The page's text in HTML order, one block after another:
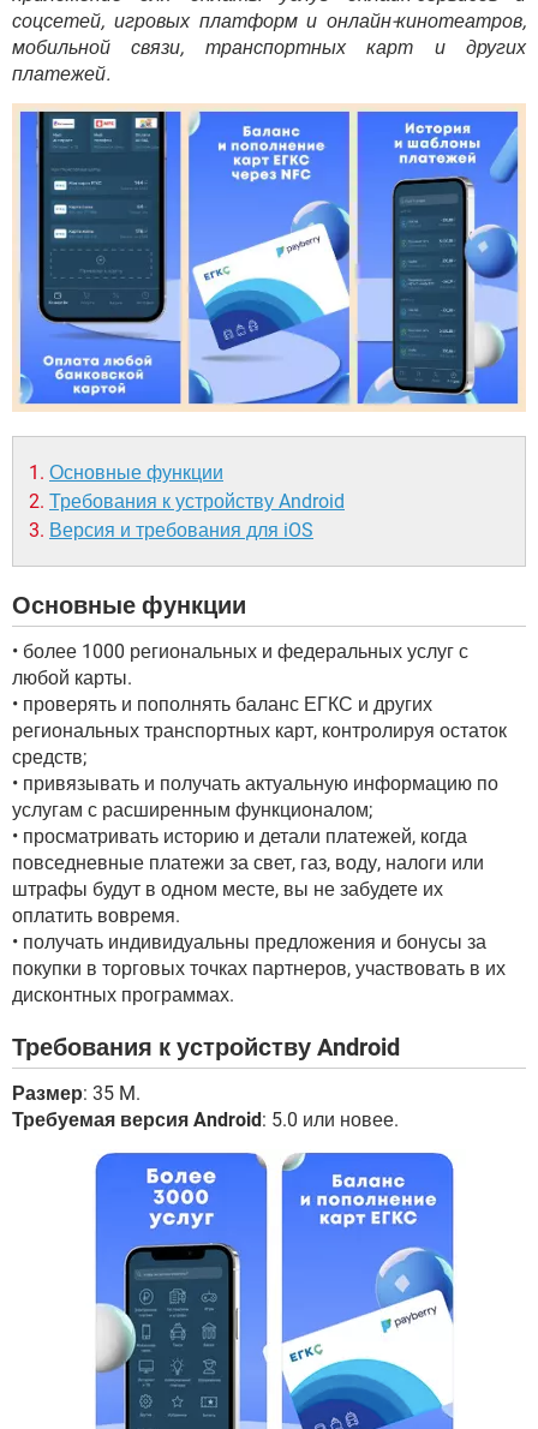
ВИДЕО GOOGLE
YANDEX
соцсетей, игровых платформ и онлайн-кинотеатров,
мобильной связи, транспортных карт и других
платежей.
Основные функции
Требования к устройству Android
Версия и требования для iOS
Основные функции
• более 1000 региональных и федеральных услуг с
любой карты.
• проверять и пополнять баланс ЕГКС и других
региональных транспортных карт, контролируя остаток
средств;
• привязывать и получать актуальную информацию по
услугам с расширенным функционалом;
• просматривать историю и детали платежей, когда
повседневные платежи за свет, газ, воду, налоги или
штрафы будут в одном месте, вы не забудете их
оплатить вовремя.
• получать индивидуальны предложения и бонусы за
покупки в торговых точках партнеров, участвовать в их
дисконтных программах.
Требования к устройству Android
Размер: 35 M.
Требуемая версия Android: 5.0 или новее.